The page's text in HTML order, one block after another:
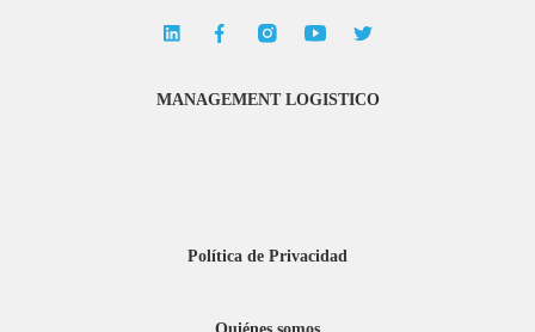
MANAGEMENT LOGISTICO
Política de Privacidad